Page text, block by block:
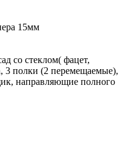
15мм
со стеклом( фацет,
3 полки (2 перемещаемые),
направляющие полного